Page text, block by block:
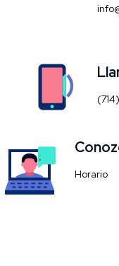
Horario